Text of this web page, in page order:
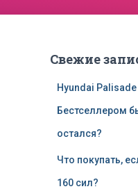
Свежие
Hyundai
Бестселлером
остался?
Что покупать,
160 сил?